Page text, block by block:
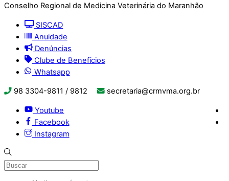
Conselho Regional de Medicina Veterinária do Maranhão
SISCAD
Anuidade
Denúncias
Clube de Benefícios
Whatsapp
98 3304-9811 / 9812 secretaria@crmvma.org.br
Youtube
Facebook
Instagram